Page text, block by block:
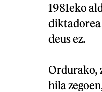
1981eko
deus ez.
Ordurako,
hila